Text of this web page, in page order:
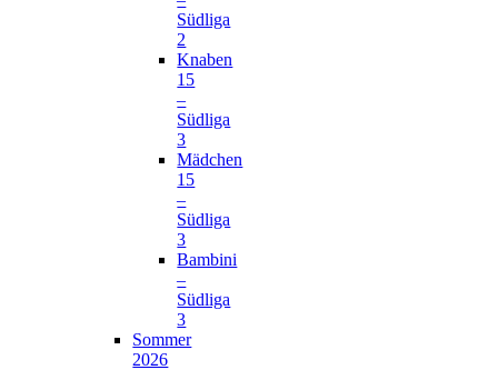
Südliga
2
Knaben
15
–
Südliga
3
Mädchen
15
–
Südliga
3
Bambini
–
Südliga
3
Sommer
2026